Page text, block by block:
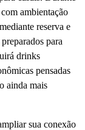
ambientação
reserva e
para
drinks
pensadas
ainda mais
sua conexão